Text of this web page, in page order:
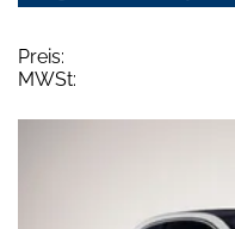
Preis:
MWSt: